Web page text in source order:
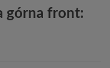
górna front: